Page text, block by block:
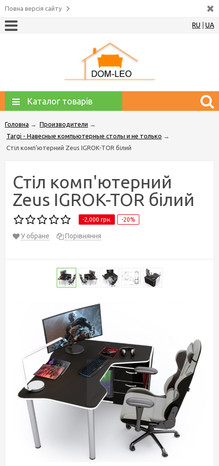
Повна версія сайту
RU UA
Каталог товарів
Головна → Производители →
Targi - Навесные компьютерные столы и не только →
Стіл комп'ютерний Zeus IGROK-TOR білий
Стіл комп'ютерний
Zeus IGROK-TOR білий
-2,000 грн. -20%
У обране Порівняння